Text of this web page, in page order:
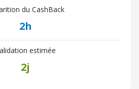
du CashBack
2h
estimée
2j